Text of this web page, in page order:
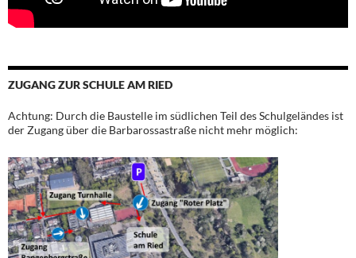
ZUGANG ZUR SCHULE AM RIED
Achtung: Durch die Baustelle im südlichen Teil des Schulgeländes ist
der Zugang über die Barbarossastraße nicht mehr möglich: